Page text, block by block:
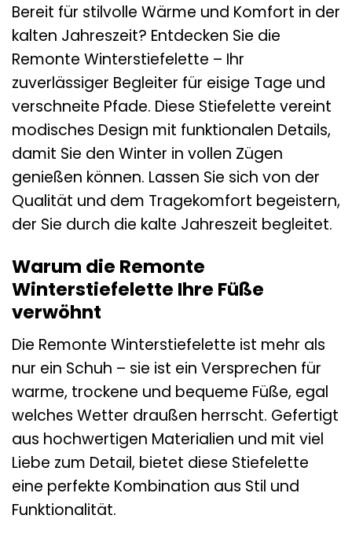
Bereit für stilvolle Wärme und Komfort in der
kalten Jahreszeit? Entdecken Sie die
Remonte Winterstiefelette – Ihr
zuverlässiger Begleiter für eisige Tage und
verschneite Pfade. Diese Stiefelette vereint
modisches Design mit funktionalen Details,
damit Sie den Winter in vollen Zügen
genießen können. Lassen Sie sich von der
Qualität und dem Tragekomfort begeistern,
der Sie durch die kalte Jahreszeit begleitet.
Warum die Remonte
Winterstiefelette Ihre Füße
verwöhnt
Die Remonte Winterstiefelette ist mehr als
nur ein Schuh – sie ist ein Versprechen für
warme, trockene und bequeme Füße, egal
welches Wetter draußen herrscht. Gefertigt
aus hochwertigen Materialien und mit viel
Liebe zum Detail, bietet diese Stiefelette
eine perfekte Kombination aus Stil und
Funktionalität.